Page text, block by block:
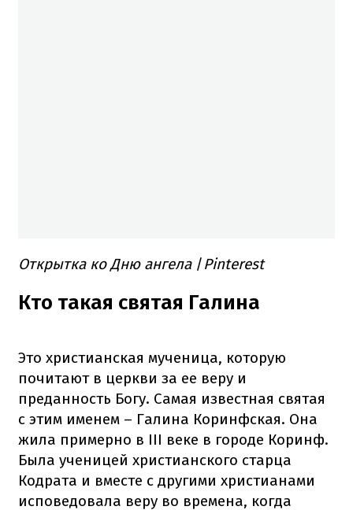
Открытка ко Дню ангела /Pinterest
Кто такая святая Галина
Это христианская мученица, которую
почитают в церкви за ее веру и
преданность Богу. Самая известная святая
с этим именем – Галина Коринфская. Она
жила примерно в III веке в городе Коринф.
Была ученицей христианского старца
Кодрата и вместе с другими христианами
исповедовала веру во времена, когда